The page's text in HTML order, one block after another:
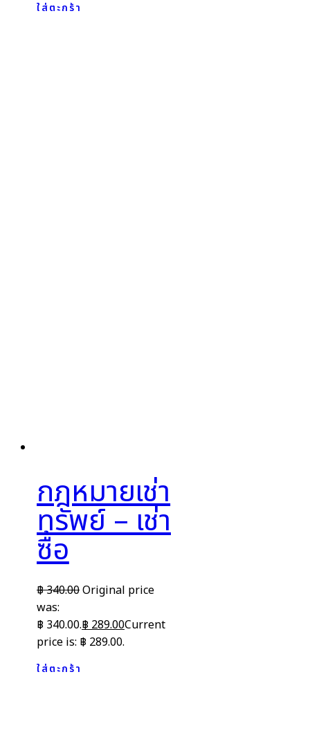
ใส่ตะกร้า
กฎหมายเช่า
ทรัพย์ – เช่า
ซื้อ
฿340.00Original price
was:
฿ 340.00.฿ 289.00Current
price is: ฿ 289.00.
ใส่ตะกร้า